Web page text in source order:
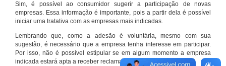
Sim, é possível ao consumidor sugerir a participação de novas
empresas. Essa informação é importante, pois a partir dela é possível
iniciar uma tratativa com as empresas mais indicadas.
Lembrando que, como a adesão é voluntária, mesmo com sua
sugestão, é necessário que a empresa tenha interesse em participar.
Por isso, não é possível estipular se em algum momento a empresa
indicada estará apta a receber reclamações por meio do site.